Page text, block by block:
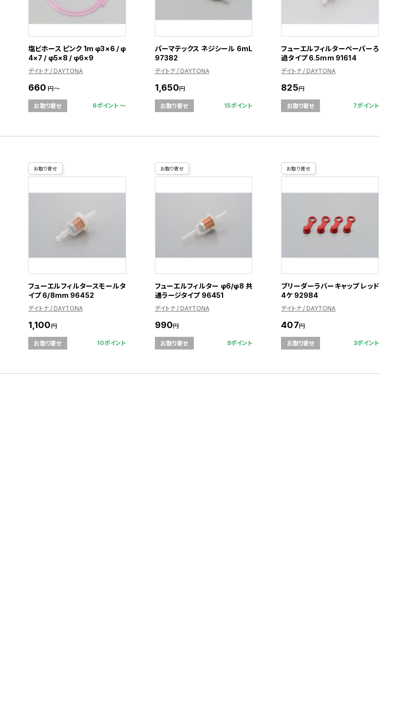
塩ビホース ピンク 1m φ3×6 / φ
4×7 / φ5×8 / φ6×9
デイトナ / DAYTONA
660 円～
お取り寄せ 6ポイント 〜
パーマテックス ネジシール 6mL
97382
デイトナ / DAYTONA
1,650円
お取り寄せ 15ポイント
フューエルフィルターペーパーろ
過タイプ 6.5mm 91614
デイトナ / DAYTONA
825円
お取り寄せ 7ポイント
お取り寄せ
フューエルフィルタースモールタ
イプ 6/8mm 96452
デイトナ / DAYTONA
1,100円
お取り寄せ 10ポイント
お取り寄せ
フューエルフィルター φ6/φ8 共
通ラージタイプ 96451
デイトナ / DAYTONA
990円
お取り寄せ 9ポイント
お取り寄せ
ブリーダーラバーキャップ レッド
4ケ 92984
デイトナ / DAYTONA
407円
お取り寄せ 3ポイント